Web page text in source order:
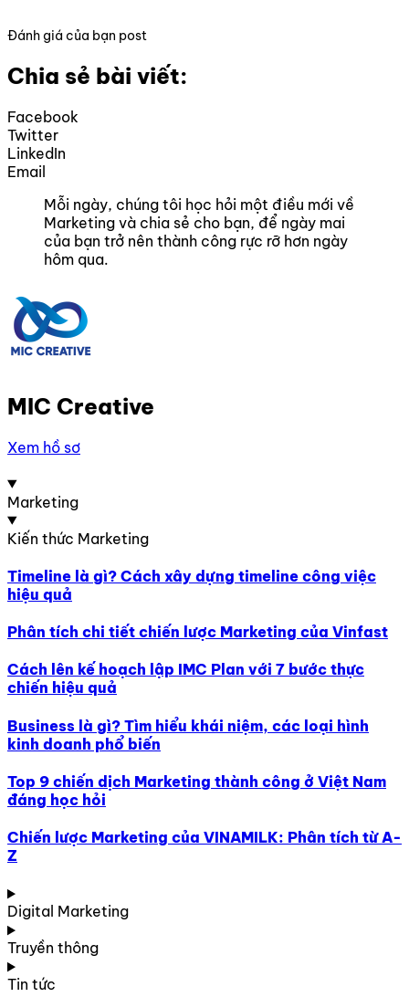
Đánh giá của bạn post
Chia sẻ bài viết:
Facebook
Twitter
LinkedIn
Email
Mỗi ngày, chúng tôi học hỏi một điều mới về
Marketing và chia sẻ cho bạn, để ngày mai
của bạn trở nên thành công rực rỡ hơn ngày
hôm qua.
MIC Creative
Xem hồ sơ
Marketing
Kiến thức Marketing
Timeline là gì? Cách xây dựng timeline công việc
hiệu quả
Phân tích chi tiết chiến lược Marketing của Vinfast
Cách lên kế hoạch lập IMC Plan với 7 bước thực
chiến hiệu quả
Business là gì? Tìm hiểu khái niệm, các loại hình
kinh doanh phổ biến
Top 9 chiến dịch Marketing thành công ở Việt Nam
đáng học hỏi
Chiến lược Marketing của VINAMILK: Phân tích từ A-
Z
Digital Marketing
Truyền thông
Tin tức